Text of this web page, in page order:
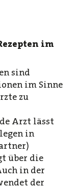
im
sind
im Sinne
zu
Arzt lässt
in
über die
in der
der